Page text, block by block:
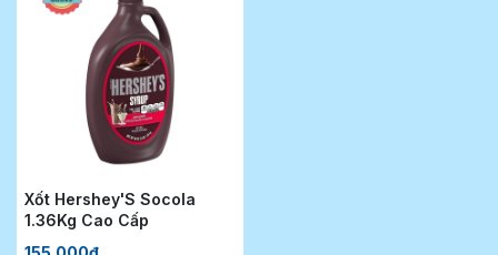
Xốt Hershey'S Socola
1.36Kg Cao Cấp